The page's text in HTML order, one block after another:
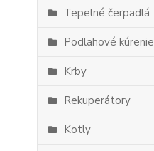
Tepelné čerpadlá
Podlahové kúrenie
Krby
Rekuperátory
Kotly